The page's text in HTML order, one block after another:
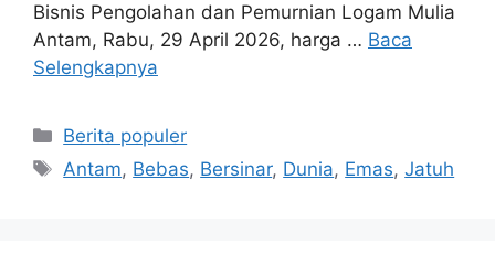
Bisnis Pengolahan dan Pemurnian Logam Mulia
Antam, Rabu, 29 April 2026, harga … Baca
Selengkapnya
Kategori
Berita populer
Tag
Antam, Bebas, Bersinar, Dunia, Emas,Jatuh